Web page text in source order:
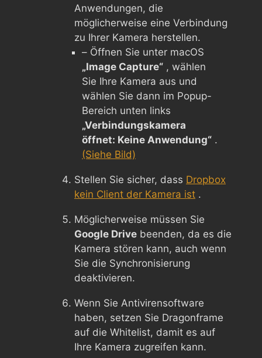
Anwendungen, die
möglicherweise eine Verbindung
zu Ihrer Kamera herstellen.
– Öffnen Sie unter macOS
„Image Capture“ , wählen
Sie Ihre Kamera aus und
wählen Sie dann im Popup-
Bereich unten links
„Verbindungskamera
öffnet: Keine Anwendung“ .
(Siehe Bild)
Stellen Sie sicher, dass Dropbox
kein Client der Kamera ist .
Möglicherweise müssen Sie
Google Drive beenden, da es die
Kamera stören kann, auch wenn
Sie die Synchronisierung
deaktivieren.
Wenn Sie Antivirensoftware
haben, setzen Sie Dragonframe
auf die Whitelist, damit es auf
Ihre Kamera zugreifen kann.